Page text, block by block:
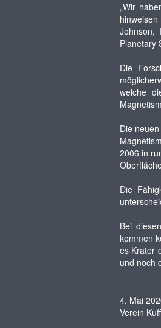
„Wir
Johnson,
Planetary
Die
welche
Die
2006 in
Die
Bei
kommen
es Krater
und noch
4. Mai
Verein